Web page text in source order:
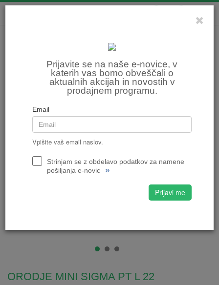
Prijavite se na naše e-novice, v
katerih vas bomo obveščali o
aktualnih akcijah in novostih v
prodajnem programu.
Email
Vpišite vaš email naslov.
Strinjam se z obdelavo podatkov za namene
pošiljanja e-novic
»
Prijavi me
ORODJE MINI SIGMA PT L 22